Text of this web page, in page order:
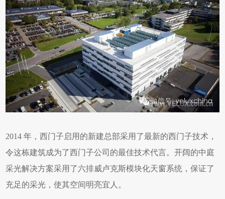
2014 年，西门子启用的新建总部采用了最新的西门子技术，
令这栋建筑成为了西门子公司的最佳技术代言。开阔的中庭
采光解决方案采用了六排威卢克斯模块化天窗系统，保证了
充足的采光，使其空间明亮宜人。